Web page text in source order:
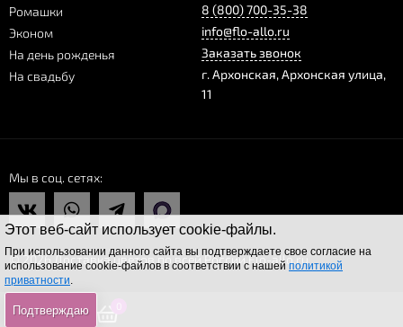
Этот веб-сайт использует cookie-файлы.
При использовании данного сайта вы подтверждаете свое согласие на
использование cookie-файлов в соответствии с нашей политикой
приватности.
Подтверждаю
Ромашки
Эконом
На день рожденья
На свадьбу
8 (800) 700-35-38
info@flo-allo.ru
Заказать звонок
г.Архонская,Архонская улица,
11
Мы в соц. сетях
© 2026 Доставка цветов по всей России Flo-allo.ru
0 0